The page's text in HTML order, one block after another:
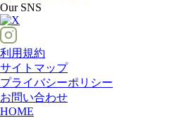
Our SNS
利用規約
サイトマップ
プライバシーポリシー
お問い合わせ
HOME